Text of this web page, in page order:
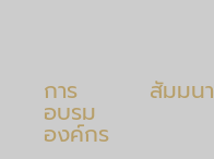
การ
อบรม
องค์กร
สัมมนา